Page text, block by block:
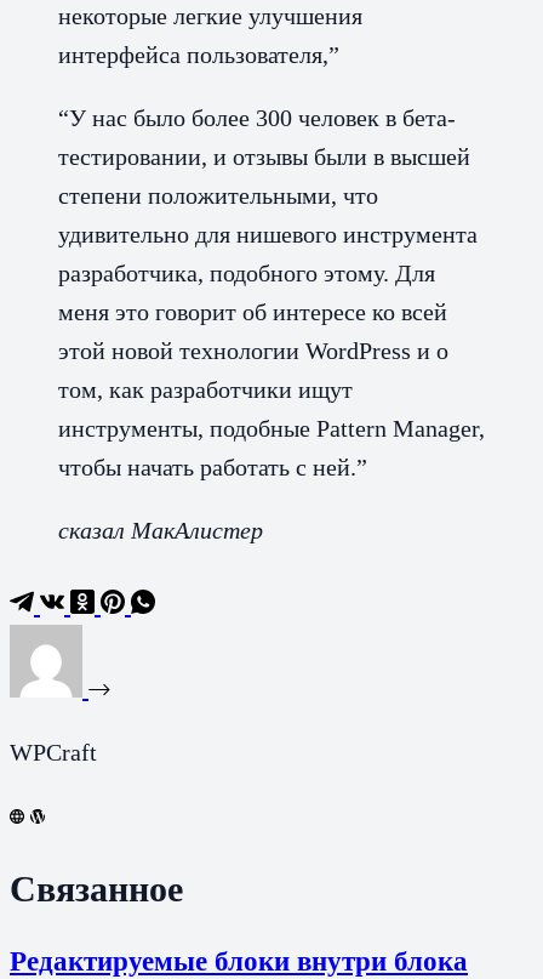
некоторые легкие улучшения
интерфейса пользователя,”
“У нас было более 300 человек в бета-
тестировании, и отзывы были в высшей
степени положительными, что
удивительно для нишевого инструмента
разработчика, подобного этому. Для
меня это говорит об интересе ко всей
этой новой технологии WordPress и о
том, как разработчики ищут
инструменты, подобные Pattern Manager,
чтобы начать работать с ней.”
сказал МакАлистер
WPCraft
Связанное
Редактируемые блоки внутри блока